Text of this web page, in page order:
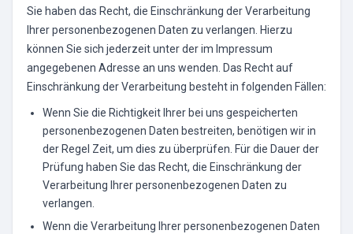
Sie haben das Recht, die Einschränkung der Verarbeitung
Ihrer personenbezogenen Daten zu verlangen. Hierzu
können Sie sich jederzeit unter der im Impressum
angegebenen Adresse an uns wenden. Das Recht auf
Einschränkung der Verarbeitung besteht in folgenden Fällen:
Wenn Sie die Richtigkeit Ihrer bei uns gespeicherten
personenbezogenen Daten bestreiten, benötigen wir in
der Regel Zeit, um dies zu überprüfen. Für die Dauer der
Prüfung haben Sie das Recht, die Einschränkung der
Verarbeitung Ihrer personenbezogenen Daten zu
verlangen.
Wenn die Verarbeitung Ihrer personenbezogenen Daten